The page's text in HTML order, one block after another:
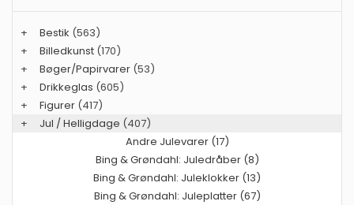
+ Bestik (563)
+
Billedkunst (170)
+
Bøger/Papirvarer (53)
+
Drikkeglas (605)
+
Figurer (417)
+
Jul / Helligdage (407)
Andre Julevarer (17)
Bing & Grøndahl: Juledråber (8)
Bing & Grøndahl: Juleklokker (13)
Bing & Grøndahl: Juleplatter (67)